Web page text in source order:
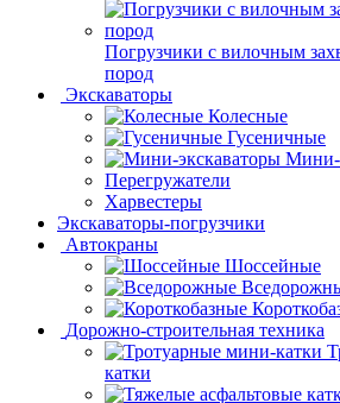
Погрузчики с вилочным
пород
Экскаваторы
Колесные
Гусеничные
Мини-
Перегружатели
Харвестеры
Экскаваторы-погрузчики
Автокраны
Шоссейные
Дорожно-строительная техника
катки